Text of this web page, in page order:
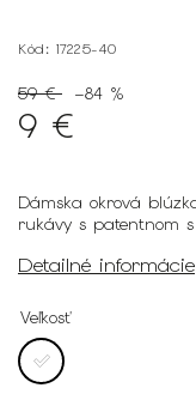
Kód: 17225-40
59 € –84 %
9 €
Dámska okrová
rukávy s patentnom
Detailné informácie
Veľkosť